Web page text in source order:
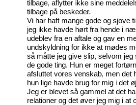
tilbage, aflytter ikke sine
tilbage på beskeder.
Vi har haft mange gode og sjove
jeg ikke havde hørt fra hende i
udeblev fra en aftale og gav en
undskyldning for ikke at mødes
så måtte jeg give slip, selvom jeg
de gode ting. Hun er meget
afsluttet vores venskab, men det
hun lige havde brug for mig i det
Jeg er blevet så gammel at det
relationer og det øver jeg mig i at